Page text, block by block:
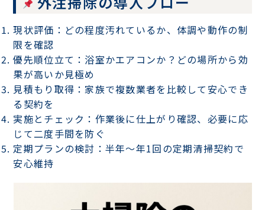
現状評価 ：どの程度汚れているか、体調や動作の制
限を確認
優先順位立て ：浴室かエアコンか？どの場所から効
果が高いか見極め
見積もり取得 ：家族で複数業者を比較して安心でき
る契約を
実施とチェック ：作業後に仕上がり確認、必要に応
じて二度手間を防ぐ
定期プランの検討 ：半年〜年1回の定期清掃契約で
安心維持